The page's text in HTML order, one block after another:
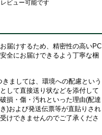
ビュー可能です
届けするため、精密性の高いPC
全にお届けできるよう丁寧な梱
ましては、環境への配慮という
して直接送り状などを添付して
損・傷・汚れといった理由(配達
)および発送伝票等が直貼りされ
けできませんのでご了承くださ